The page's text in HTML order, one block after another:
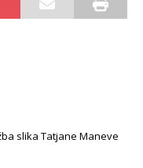
slika Tatjane Maneve